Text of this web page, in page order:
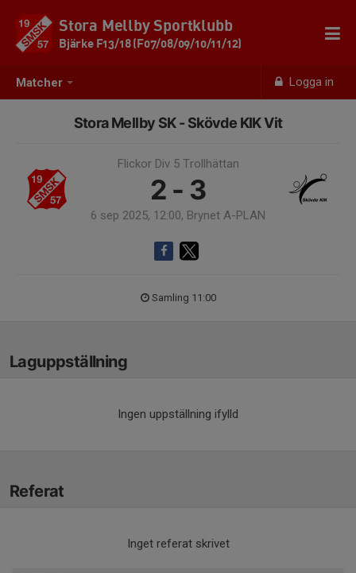
Matcher Logga in
Stora Mellby Sportklubb
Bjärke F13/18 (F07/08/09/10/11/12)
Stora Mellby SK - Skövde KIK Vit
Flickor Div 5 Trollhättan
2 - 3
6 sep 2025, 12:00, Brynet A-PLAN
Samling 11:00
Laguppställning
Ingen uppställning ifylld
Referat
Inget referat skrivet